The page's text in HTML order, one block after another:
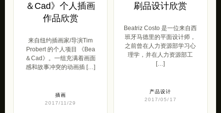
＆Cad》个人插画
作品欣赏
来自纽约插画家/导演Tim
Probert 的个人项目 《Bea
＆Cad》。一组充满着画面
感和故事冲突的动画插 […]
插画
2017/11/29
刷品设计欣赏
Beatriz Costo 是一位来自西
班牙马德里的平面设计师，
之前曾在人力资源部学习心
理学，并在人力资源部工
[…]
产品设计
2017/05/17